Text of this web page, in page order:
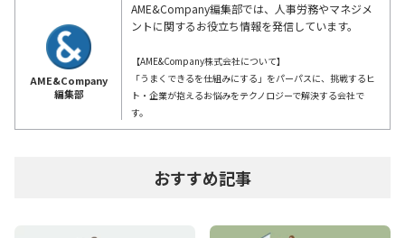
AME&Company
編集部
AME&Company編集部では、人事労務やマネジメ
ントに関するお役立ち情報を発信しています。
【AME&Company株式会社について】
「うまくできるを仕組みにする」をパーパスに、挑戦するヒ
ト・企業が抱えるお悩みをテクノロジーで解決する会社で
す。
おすすめ記事